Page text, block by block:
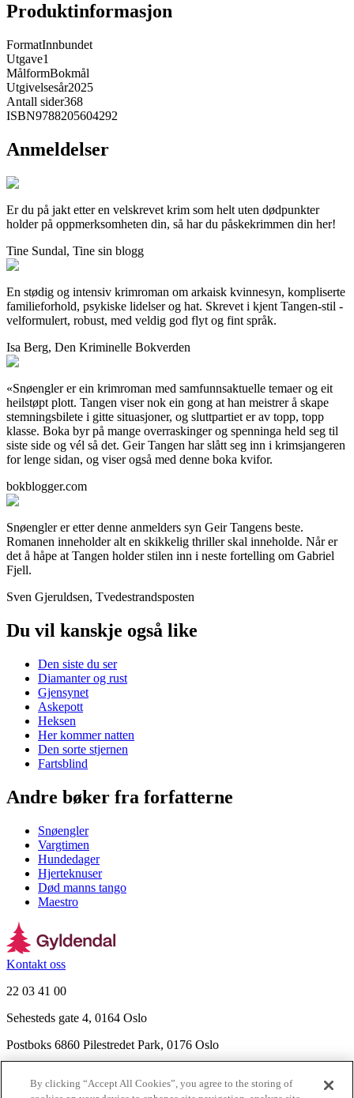
Produktinformasjon
FormatInnbundet
Utgave1
MålformBokmål
Utgivelsesår2025
Antall sider368
ISBN9788205604292
Anmeldelser
Er du på jakt etter en velskrevet krim som helt uten dødpunkter
holder på oppmerksomheten din, så har du påskekrimmen din her!
Tine Sundal, Tine sin blogg
En stødig og intensiv krimroman om arkaisk kvinnesyn, kompliserte
familieforhold, psykiske lidelser og hat. Skrevet i kjent Tangen-stil -
velformulert, robust, med veldig god flyt og fint språk.
Isa Berg, Den Kriminelle Bokverden
«Snøengler er ein krimroman med samfunnsaktuelle temaer og eit
heilstøpt plott. Tangen viser nok ein gong at han meistrer å skape
stemningsbilete i gitte situasjoner, og sluttpartiet er av topp, topp
klasse. Boka byr på mange overraskinger og spenninga held seg til
siste side og vél så det. Geir Tangen har slått seg inn i krimsjangeren
for lenge sidan, og viser også med denne boka kvifor.
bokblogger.com
Snøengler er etter denne anmelders syn Geir Tangens beste.
Romanen inneholder alt en skikkelig thriller skal inneholde. Når er
det å håpe at Tangen holder stilen inn i neste fortelling om Gabriel
Fjell.
Sven Gjeruldsen, Tvedestrandsposten
Du vil kanskje også like
Den siste du ser
Diamanter og rust
Gjensynet
Askepott
Heksen
Her kommer natten
Den sorte stjernen
Fartsblind
Andre bøker fra forfatterne
Snøengler
Vargtimen
Hundedager
Hjerteknuser
Død manns tango
Maestro
Kontakt oss
22 03 41 00
Sehesteds gate 4, 0164 Oslo
Postboks 6860 Pilestredet Park, 0176 Oslo
By clicking “Accept All Cookies”, you agree to the storing of